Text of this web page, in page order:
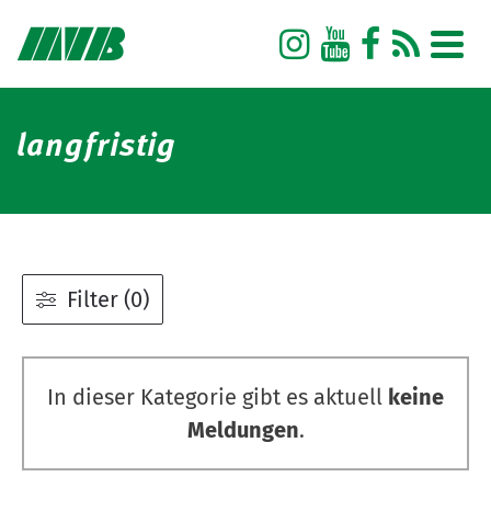
Inhalt
springen
Navigation
springen
langfristig
In dieser Kategorie gibt es aktuell keine
Meldungen.
Filter (0)